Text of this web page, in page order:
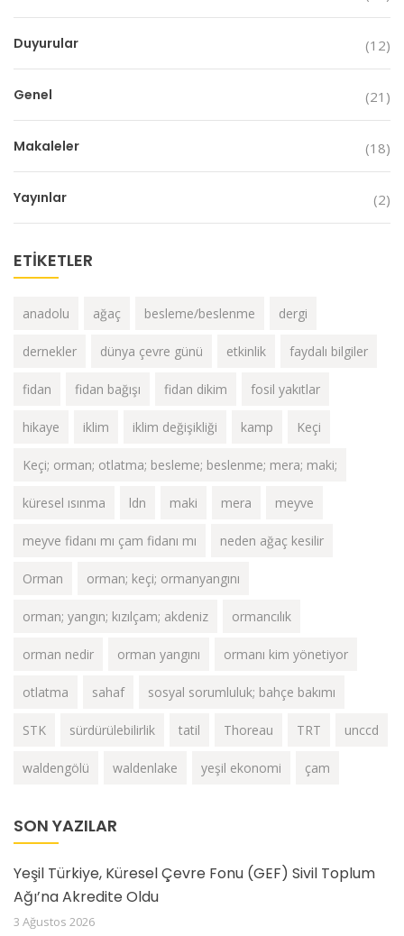
Duyurular (12)
Genel (21)
Makaleler (18)
Yayınlar (2)
ETIKETLER
anadolu ağaç besleme/beslenme dergi
dernekler dünya çevre günü etkinlik faydalı bilgiler
fidan fidan bağışı fidan dikim fosil yakıtlar
hikaye iklim iklim değişikliği kamp Keçi
Keçi; orman; otlatma; besleme; beslenme; mera; maki;
küresel ısınma ldn maki mera meyve
meyve fidanı mı çam fidanı mı neden ağaç kesilir
Orman orman; keçi; ormanyangını
orman; yangın; kızılçam; akdeniz ormancılık
orman nedir orman yangını ormanı kim yönetiyor
otlatma sahaf sosyal sorumluluk; bahçe bakımı
STK sürdürülebilirlik tatil Thoreau TRT unccd
waldengölü waldenlake yeşil ekonomi çam
SON YAZILAR
Yeşil Türkiye, Küresel Çevre Fonu (GEF) Sivil Toplum
Ağı’na Akredite Oldu
3 Ağustos 2026